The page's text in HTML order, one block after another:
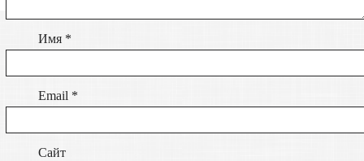
Имя *
Email *
Сайт